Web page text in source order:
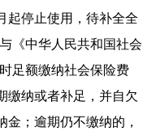
起停止使用，待补全全
《中华人民共和国社会
足额缴纳社会保险费
缴纳或者补足，并自欠
；逾期仍不缴纳的，